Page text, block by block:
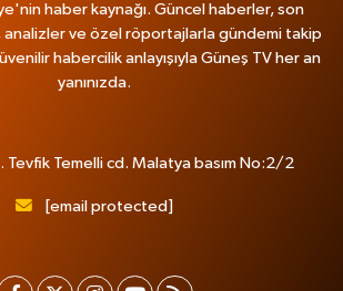
haber kaynağı. Güncel haberler, son
analizler ve özel röportajlarla gündemi takip
habercilik anlayışıyla Güneş TV her an
yanınızda.
Tevfik Temelli cd. Malatya basım No:2/2
[email protected]